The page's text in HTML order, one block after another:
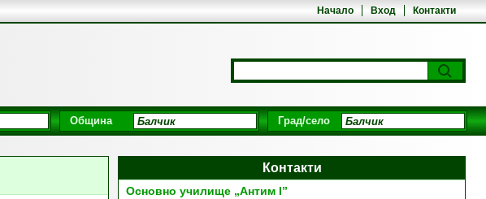
Начало Вход Контакти
Община Град/село
Контакти
Основно училище „Антим І”